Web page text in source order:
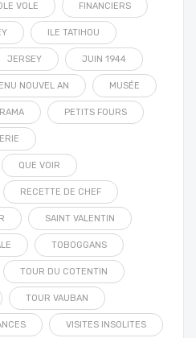
VOLE FINANCIERS
ILE TATIHOU
JERSEY JUIN 1944
NOUVEL AN MUSÉE
PETITS FOURS
QUE VOIR
RECETTE DE CHEF
SAINT VALENTIN
TOBOGGANS
TOUR DU COTENTIN
TOUR VAUBAN
VISITES INSOLITES